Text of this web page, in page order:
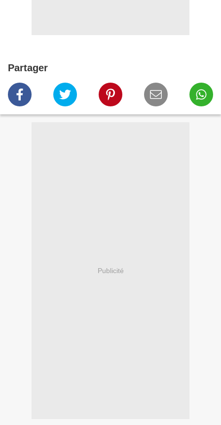
Partager
Publicité